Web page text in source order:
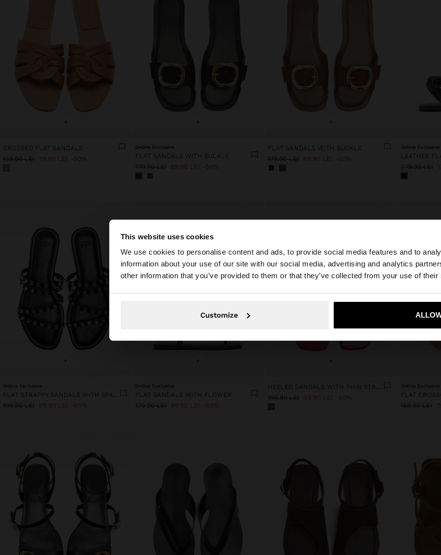
This website uses cookies
We use cookies to personalise content and ads, to provide social media features and to
information about your use of our site with our social media, advertising and analytics
other information that you’ve provided to them or that they’ve collected from your use of
Customize
Accesați site-ul din Romania. Doriți să parcurgeți site-ul nostru din United
Da,
+
CROSSED FLAT SANDALS
159.90 LEI 79.90 LEI 50%
+
Online Exclusive
FLAT SANDALS WITH BUCKLE
179.90 LEI 89.90 LEI 50%
+
FLAT SANDALS WITH BUCKLE
179.90 LEI 89.90 LEI 50%
Online Exclusive
279.90 LEI
+
Online Exclusive
FLAT STRAPPY SANDALS WITH SPARKLES
199.90 LEI 99.90 LEI 50%
Online Exclusive
FLAT SANDALS WITH FLOWER
179.90 LEI 89.90 LEI 50%
HEELED SANDALS WITH THIN STRAPS
199.90 LEI 99.90 LEI 50%
Online Exclusive
159.90 LEI